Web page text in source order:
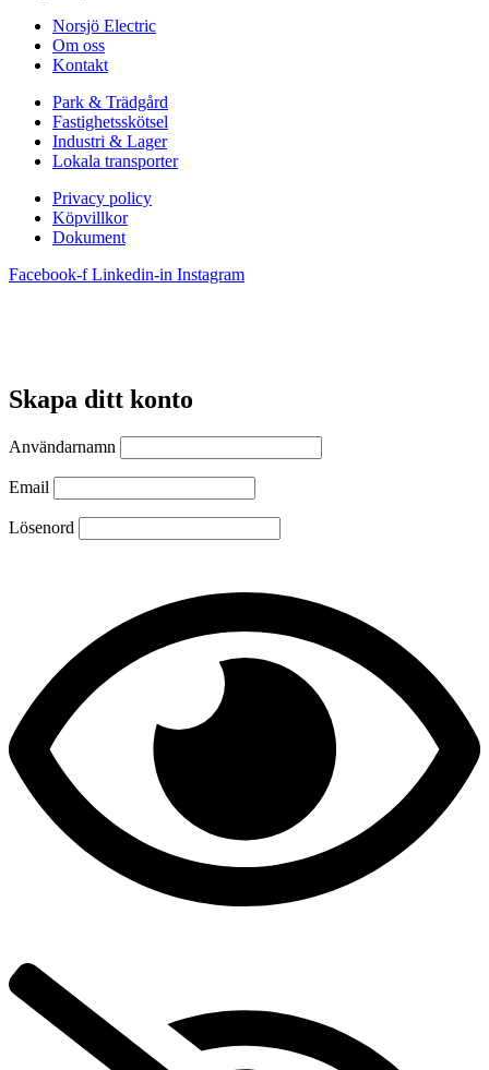
Norsjö Electric
Om oss
Kontakt
Park & Trädgård
Fastighetsskötsel
Industri & Lager
Lokala transporter
Privacy policy
Köpvillkor
Dokument
Facebook-f Linkedin-in Instagram
Skapa ditt konto
Användarnamn
Email
Lösenord